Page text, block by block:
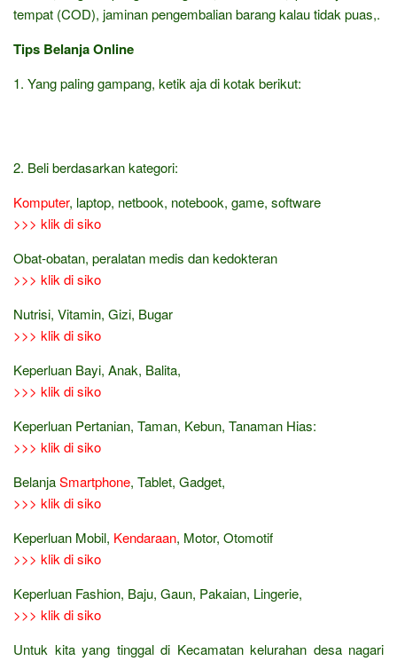
tempat (COD), jaminan pengembalian barang kalau tidak puas,.
Tips Belanja Online
1. Yang paling gampang, ketik aja di kotak berikut:
2. Beli berdasarkan kategori:
Komputer, laptop, netbook, notebook, game, software
>>> klik di siko
Obat-obatan, peralatan medis dan kedokteran
>>> klik di siko
Nutrisi, Vitamin, Gizi, Bugar
>>> klik di siko
Keperluan Bayi, Anak, Balita,
>>> klik di siko
Keperluan Pertanian, Taman, Kebun, Tanaman Hias:
>>> klik di siko
BelanjaSmartphone, Tablet, Gadget,
>>> klik di siko
Keperluan Mobil, Kendaraan, Motor, Otomotif
>>> klik di siko
Keperluan Fashion, Baju, Gaun, Pakaian, Lingerie,
>>> klik di siko
Untuk kita yang tinggal di Kecamatan kelurahan desa nagari